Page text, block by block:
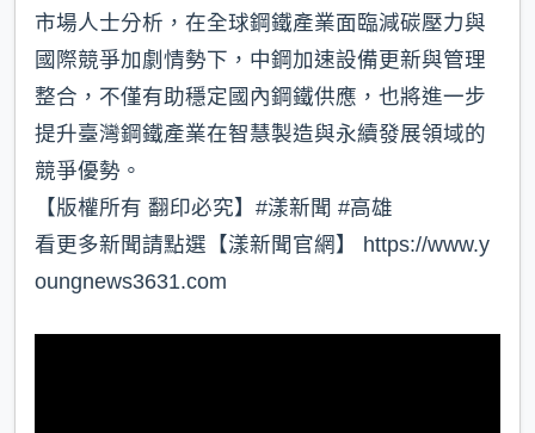
市場人士分析，在全球鋼鐵產業面臨減碳壓力與
國際競爭加劇情勢下，中鋼加速設備更新與管理
整合，不僅有助穩定國內鋼鐵供應，也將進一步
提升臺灣鋼鐵產業在智慧製造與永續發展領域的
競爭優勢。
【版權所有 翻印必究】#漾新聞 #高雄
看更多新聞請點選【漾新聞官網】 https://www.y
oungnews3631.com⁠